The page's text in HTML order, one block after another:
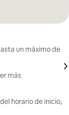
un máximo de
más
horario de inicio,